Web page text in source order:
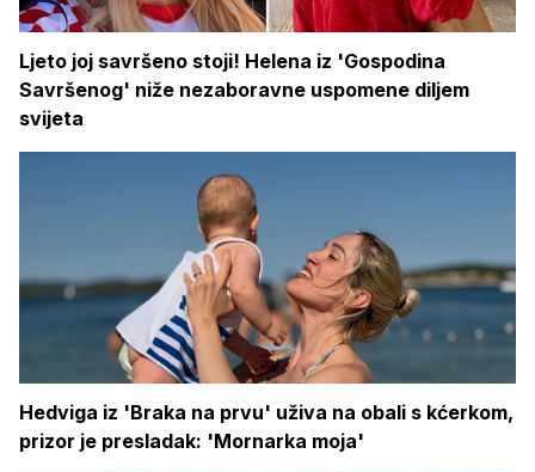
Ljeto joj savršeno stoji! Helena iz 'Gospodina
Savršenog' niže nezaboravne uspomene diljem
svijeta
Hedviga iz 'Braka na prvu' uživa na obali s kćerkom,
prizor je presladak: 'Mornarka moja'